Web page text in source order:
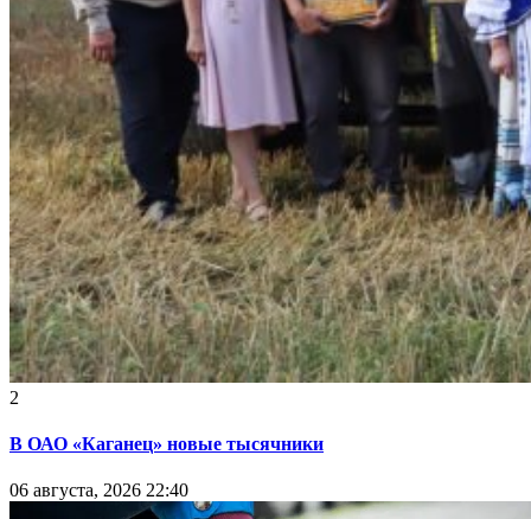
2
В ОАО «Каганец» новые тысячники
06 августа, 2026 22:40